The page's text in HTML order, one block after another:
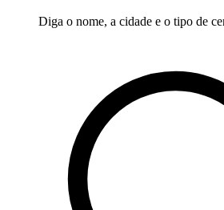
Diga o nome, a cidade e o tipo de